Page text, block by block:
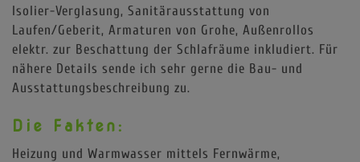
Isolier-Verglasung, Sanitärausstattung von
Laufen/Geberit, Armaturen von Grohe, Außenrollos
elektr. zur Beschattung der Schlafräume inkludiert. Für
nähere Details sende ich sehr gerne die Bau- und
Ausstattungsbeschreibung zu.
Die Fakten:
Heizung und Warmwasser mittels Fernwärme,